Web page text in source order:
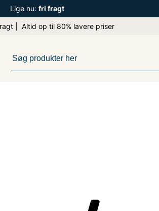
Lige nu: fri fragt
| Altid op til 80% lavere priser